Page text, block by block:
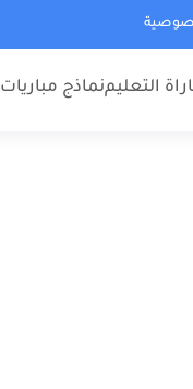
التعليمنماذج مباريات